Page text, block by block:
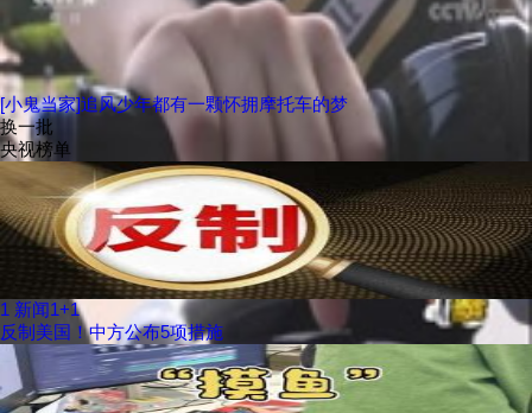
[小鬼当家]追风少年都有一颗怀拥摩托车的梦
换一批
央视榜单
1 新闻1+1
反制美国！中方公布5项措施